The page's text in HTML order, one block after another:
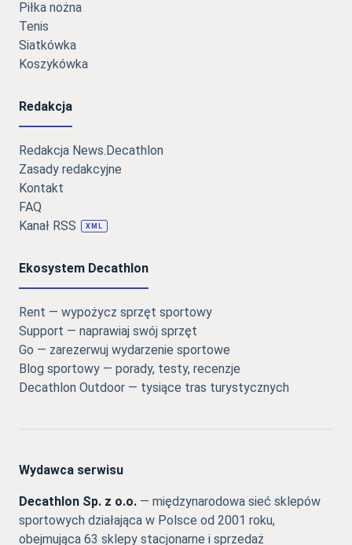
Piłka nożna
Tenis
Siatkówka
Koszykówka
Redakcja
Redakcja News.Decathlon
Zasady redakcyjne
Kontakt
FAQ
Kanał RSS
XML
Ekosystem Decathlon
Rent — wypożycz sprzęt sportowy
Support — naprawiaj swój sprzęt
Go — zarezerwuj wydarzenie sportowe
Blog sportowy — porady, testy, recenzje
Decathlon Outdoor — tysiące tras turystycznych
Wydawca serwisu
Decathlon Sp. z o.o. — międzynarodowa sieć sklepów
sportowych działająca w Polsce od 2001 roku,
obejmująca 63 sklepy stacjonarne i sprzedaż